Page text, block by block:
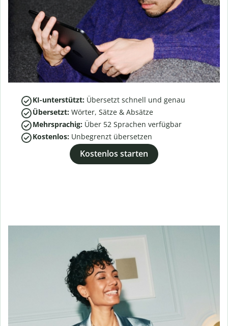
KI-unterstützt: Übersetzt schnell und genau
Übersetzt: Wörter, Sätze & Absätze
Mehrsprachig: Über 52 Sprachen verfügbar
Kostenlos: Unbegrenzt übersetzen
Kostenlos starten